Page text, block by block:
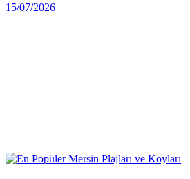
15/07/2026